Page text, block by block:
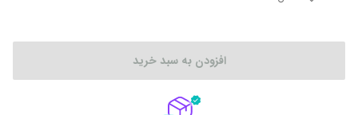
افزودن به سبد خرید